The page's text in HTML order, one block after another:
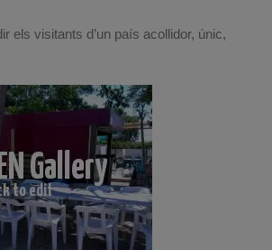
els visitants d’un país acollidor, únic,